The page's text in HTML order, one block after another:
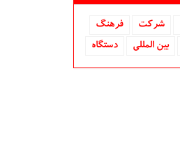
شركت
فرهنگ
بین المللی دستگاه